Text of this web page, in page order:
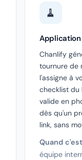
🧹
Chanlify
tournure de
l'assigne à
checklist du
valide en
dès qu'un
link, sans
Quand
équipe